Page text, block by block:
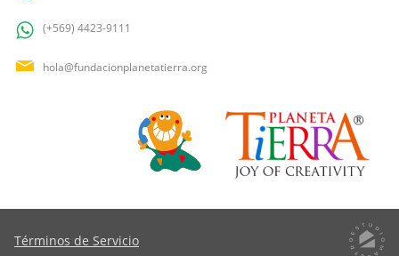
(+569) 4423-9111
hola@fundacionplanetatierra.org
Términos de Servicio